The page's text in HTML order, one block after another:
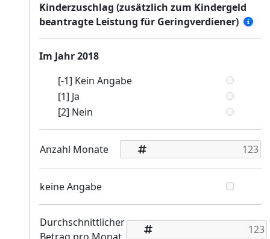
Kinderzuschlag (zusätzlich zum Kindergeld
beantragte Leistung für Geringverdiener)
Im Jahr 2018
[-1] Kein Angabe
[1] Ja
[2] Nein
Anzahl Monate
keine Angabe
Durchschnittlicher